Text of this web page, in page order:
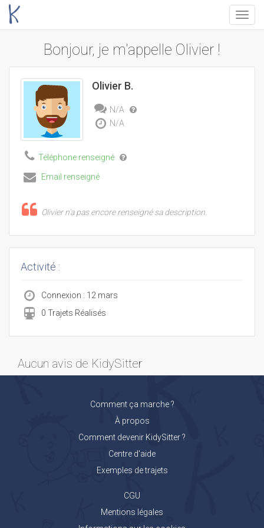
Menu
Bonjour, je m'appelle Olivier !
Olivier B.
N/A
N/A
Téléphone renseigné
Email renseigné
Olivier n'a pas encore renseigné sa description.
Activité :
Connexion : 12 mars
0 Trajets Réalisés
Aucun avis de KidySitter
Comment ça marche ?
À propos
Comment devenir KidySitter ?
Centre d'aide
Exemples de trajets
CGU
Mentions légales